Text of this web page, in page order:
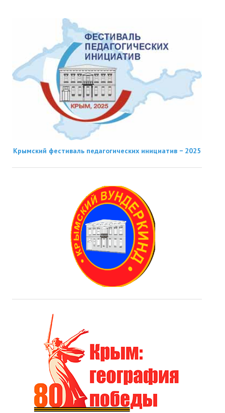
Крымский фестиваль педагогических инициатив − 2025